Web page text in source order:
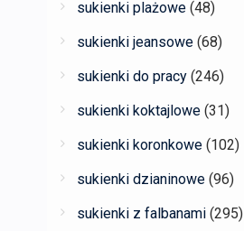
sukienki plażowe (48)
sukienki jeansowe (68)
sukienki do pracy (246)
sukienki koktajlowe (31)
sukienki koronkowe (102)
sukienki dzianinowe (96)
sukienki z falbanami (295)